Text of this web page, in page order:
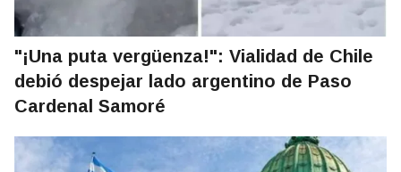
"¡Una puta vergüenza!": Vialidad de Chile
debió despejar lado argentino de Paso
Cardenal Samoré